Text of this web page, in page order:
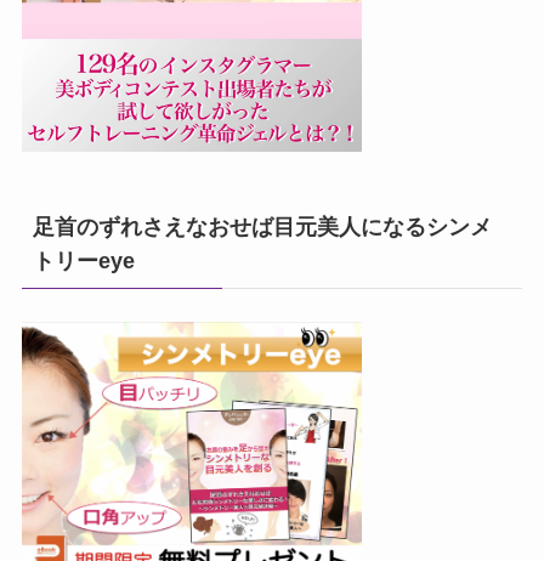
足首のずれさえなおせば目元美人になるシンメ
トリーeye